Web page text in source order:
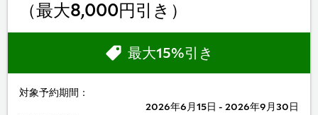
対象予約期間：
2026年6月15日 - 2026年9月30日
最大15%引き
（最大8,000円引き）